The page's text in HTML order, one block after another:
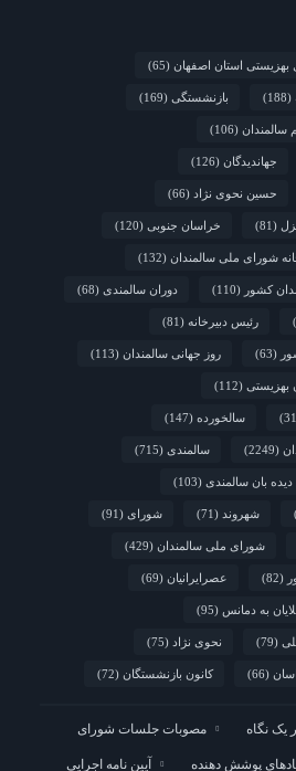
بهزیستی استان اصفهان (65)
(188) بازنشستگی (169)
سالمندان (106)
جهاندیدگان (126)
حسین نحوی نژاد (66)
(81) خراسان جنوبی (120)
شورای ملی سالمندان (132)
کشور (110) دوران سالمندی (68)
رئیس دبیرخانه (81)
(63) روز جهانی سالمندان (113)
بهزیستی (112)
سالخورده (147)
(2249) سالمندی (715)
بان سالمندی (103)
شهروند (71) شورای (91)
شورای ملی سالمندان (429)
(82) عصرایرانیان (69)
به دمانس (95)
(79) نحوی نژاد (75)
(66) کانون بازنشستگان (72)
یک نگاه مصوبات جلسات شورای
پوشش دهنده آیین نامه اجرایی